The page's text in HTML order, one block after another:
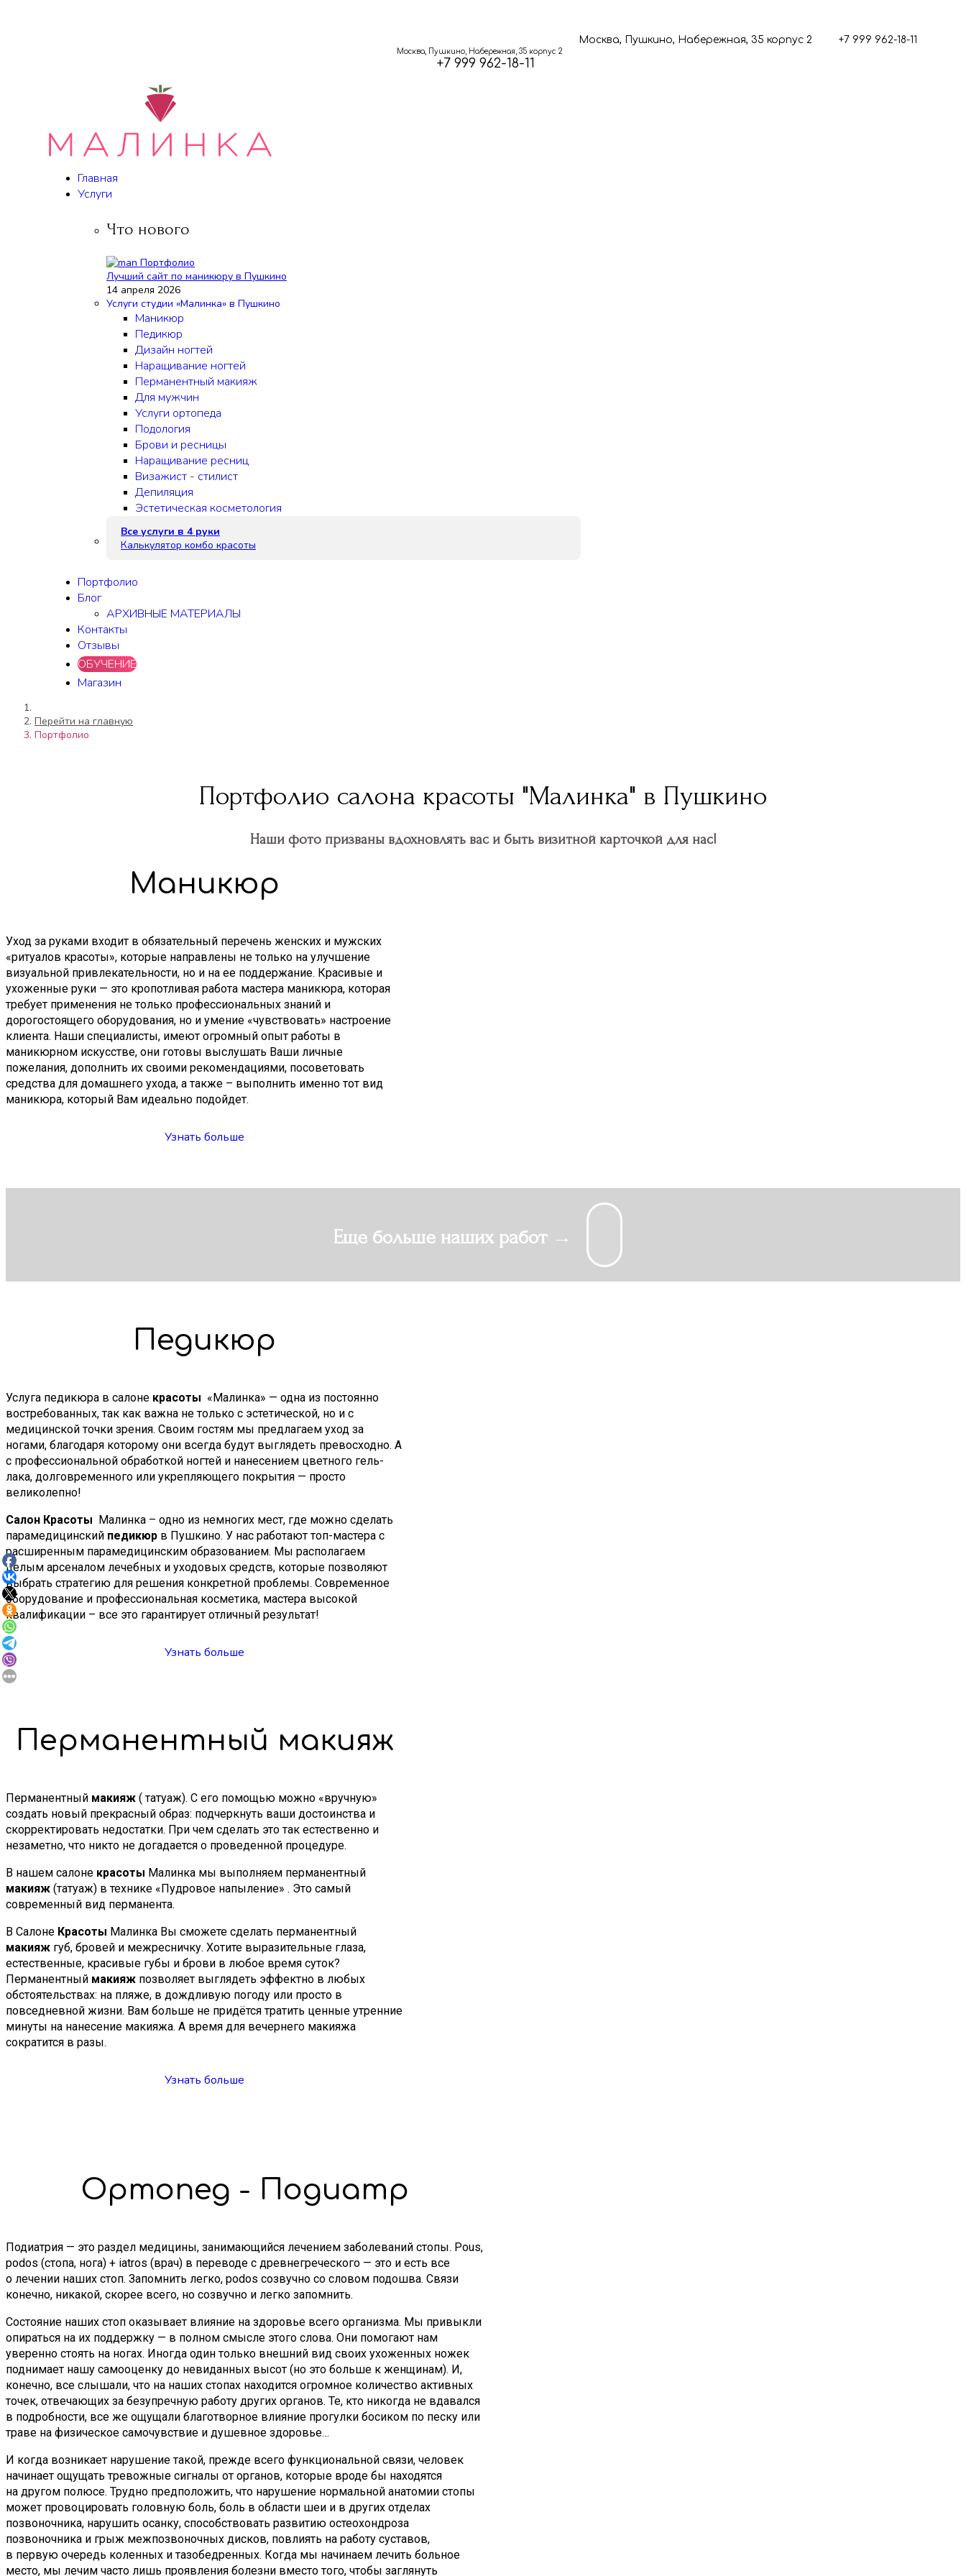
Москва, Пушкино, Набережная, 35 корпус 2 +7 999 962-18-11
Москва, Пушкино, Набережная, 35 корпус 2
+7 999 962-18-11
Главная
Услуги
Что нового
Лучший сайт по маникюру в Пушкино
14 апреля 2026
Услуги студии «Малинка» в Пушкино
Маникюр
Педикюр
Дизайн ногтей
Наращивание ногтей
Перманентный макияж
Для мужчин
Услуги ортопеда
Подология
Брови и ресницы
Наращивание ресниц
Визажист - стилист
Депиляция
Эстетическая косметология
Все услуги в 4 руки
Калькулятор комбо красоты
Портфолио
Блог
АРХИВНЫЕ МАТЕРИАЛЫ
Контакты
Отзывы
ОБУЧЕНИЕ
Магазин
Перейти на главную
Портфолио
Портфолио салона красоты "Малинка" в Пушкино
Наши фото призваны вдохновлять вас и быть визитной карточкой для нас!
Маникюр
Уход за руками входит в обязательный перечень женских и мужских
«ритуалов красоты», которые направлены не только на улучшение
визуальной привлекательности, но и на ее поддержание. Красивые и
ухоженные руки — это кропотливая работа мастера маникюра, которая
требует применения не только профессиональных знаний и
дорогостоящего оборудования, но и умение «чувствовать» настроение
клиента. Наши специалисты, имеют огромный опыт работы в
маникюрном искусстве, они готовы выслушать Ваши личные
пожелания, дополнить их своими рекомендациями, посоветовать
средства для домашнего ухода, а также – выполнить именно тот вид
маникюра, который Вам идеально подойдет.
Узнать больше
Еще больше наших работ →
Педикюр
Услуга педикюра в салоне красоты «Малинка» — одна из постоянно
востребованных, так как важна не только с эстетической, но и с
медицинской точки зрения. Своим гостям мы предлагаем уход за
ногами, благодаря которому они всегда будут выглядеть превосходно. А
с профессиональной обработкой ногтей и нанесением цветного гель-
лака, долговременного или укрепляющего покрытия — просто
великолепно!
Салон Красоты Малинка – одно из немногих мест, где можно сделать
парамедицинский педикюр в Пушкино. У нас работают топ-мастера с
расширенным парамедицинским образованием. Мы располагаем
целым арсеналом лечебных и уходовых средств, которые позволяют
выбрать стратегию для решения конкретной проблемы. Современное
оборудование и профессиональная косметика, мастера высокой
квалификации – все это гарантирует отличный результат!
Узнать больше
Перманентный макияж
Перманентный макияж ( татуаж). С его помощью можно «вручную»
создать новый прекрасный образ: подчеркнуть ваши достоинства и
скорректировать недостатки. При чем сделать это так естественно и
незаметно, что никто не догадается о проведенной процедуре.
В нашем салоне красоты Малинка мы выполняем перманентный
макияж (татуаж) в технике «Пудровое напыление» . Это самый
современный вид перманента.
В Салоне Красоты Малинка Вы сможете сделать перманентный
макияж губ, бровей и межресничку. Хотите выразительные глаза,
естественные, красивые губы и брови в любое время суток?
Перманентный макияж позволяет выглядеть эффектно в любых
обстоятельствах: на пляже, в дождливую погоду или просто в
повседневной жизни. Вам больше не придётся тратить ценные утренние
минуты на нанесение макияжа. А время для вечернего макияжа
сократится в разы.
Узнать больше
Ортопед - Подиатр
Подиатрия — это раздел медицины, занимающийся лечением заболеваний стопы. Pous,
podos (стопа, нога) + iatros (врач) в переводе с древнегреческого — это и есть все
о лечении наших стоп. Запомнить легко, podos созвучно со словом подошва. Связи
конечно, никакой, скорее всего, но созвучно и легко запомнить.
Состояние наших стоп оказывает влияние на здоровье всего организма. Мы привыкли
опираться на их поддержку — в полном смысле этого слова. Они помогают нам
уверенно стоять на ногах. Иногда один только внешний вид своих ухоженных ножек
поднимает нашу самооценку до невиданных высот (но это больше к женщинам). И,
конечно, все слышали, что на наших стопах находится огромное количество активных
точек, отвечающих за безупречную работу других органов. Те, кто никогда не вдавался
в подробности, все же ощущали благотворное влияние прогулки босиком по песку или
траве на физическое самочувствие и душевное здоровье…
И когда возникает нарушение такой, прежде всего функциональной связи, человек
начинает ощущать тревожные сигналы от органов, которые вроде бы находятся
на другом полюсе. Трудно предположить, что нарушение нормальной анатомии стопы
может провоцировать головную боль, боль в области шеи и в других отделах
позвоночника, нарушить осанку, способствовать развитию остеохондроза
позвоночника и грыж межпозвоночных дисков, повлиять на работу суставов,
в первую очередь коленных и тазобедренных. Когда мы начинаем лечить больное
место, мы лечим часто лишь проявления болезни вместо того, чтобы заглянуть